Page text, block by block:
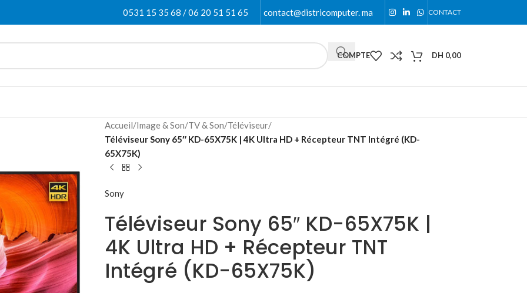
0531 15 35 68 / 06 20 51 51 65 contact@districomputer. ma CONTACT
COMPTE DH 0,00
Accueil/Image & Son/TV & Son/Téléviseur/
Téléviseur Sony 65″ KD-65X75K | 4K Ultra HD + Récepteur TNT Intégré (KD-
65X75K)
Sony
Téléviseur Sony 65″ KD-65X75K |
4K Ultra HD + Récepteur TNT
Intégré (KD-65X75K)